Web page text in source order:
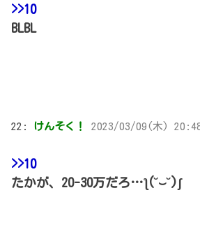
>>10
BLBL
22: けんそく！ 2023/03/09(木)
>>10
たかが、20-30万だろ…ƪ(˘⌣˘)ʃ